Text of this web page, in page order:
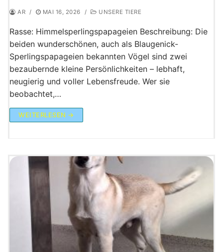
AR / MAI 16, 2026 / UNSERE TIERE
Rasse: Himmelsperlingspapageien Beschreibung: Die
beiden wunderschönen, auch als Blaugenick-
Sperlingspapageien bekannten Vögel sind zwei
bezaubernde kleine Persönlichkeiten – lebhaft,
neugierig und voller Lebensfreude. Wer sie
beobachtet,…
WEITERLESEN →